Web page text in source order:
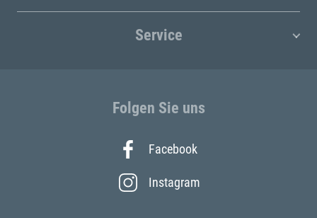
Service
Folgen Sie uns
Facebook
Instagram